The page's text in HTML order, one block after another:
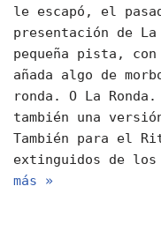
le escapó, el
presentación de
pequeña pista,
añada algo de
ronda. O La
también una
También para el
extinguidos de los
más »